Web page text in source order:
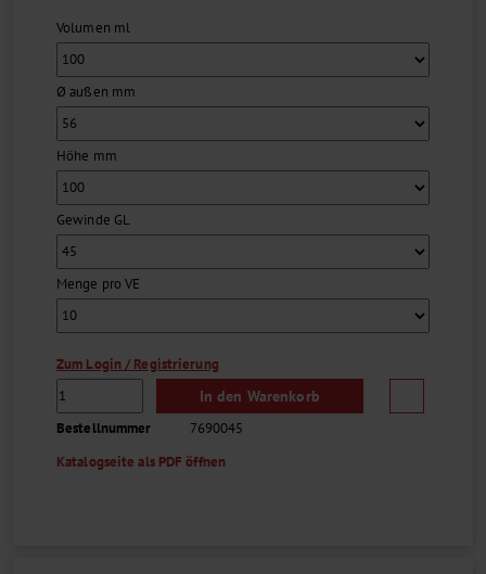
Flaschen). Die Flaschen und Verschlüsse sind gegen eine
Vielzahl von Chemikalien beständig....
Volumen ml
Ø außen mm
Höhe mm
Gewinde GL
Menge pro VE
Zum Login / Registrierung
In den Warenkorb
Bestellnummer
7690045
Katalogseite als PDF öffnen